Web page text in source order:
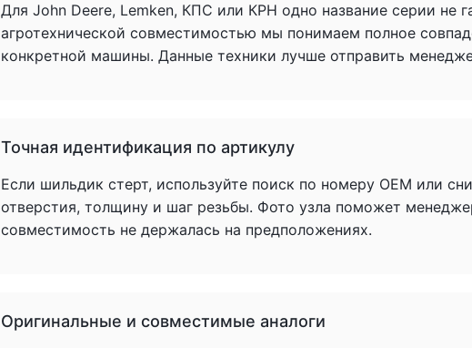
Для John Deere, Lemken, КПС или КРН одно название серии не
агротехнической совместимостью мы понимаем полное
конкретной машины. Данные техники лучше отправить
Точная идентификация по артикулу
Если шильдик стерт, используйте поиск по номеру OEM или
отверстия, толщину и шаг резьбы. Фото узла поможет
совместимость не держалась на предположениях.
Оригинальные и совместимые аналоги